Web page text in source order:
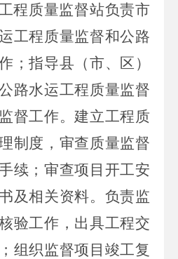
程质量监督站负责市
工程质量监督和公路
；指导县（市、区）
路水运工程质量监督
督工作。建立工程质
制度，审查质量监督
续；审查项目开工安
及相关资料。负责监
验工作，出具工程交
组织监督项目竣工复